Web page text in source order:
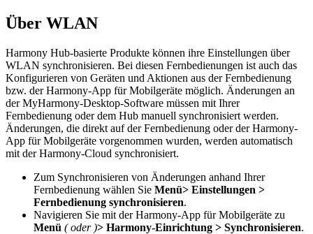
Über WLAN
Harmony Hub-basierte Produkte können ihre Einstellungen über
WLAN synchronisieren. Bei diesen Fernbedienungen ist auch das
Konfigurieren von Geräten und Aktionen aus der Fernbedienung
bzw. der Harmony-App für Mobilgeräte möglich. Änderungen an
der MyHarmony-Desktop-Software müssen mit Ihrer
Fernbedienung oder dem Hub manuell synchronisiert werden.
Änderungen, die direkt auf der Fernbedienung oder der Harmony-
App für Mobilgeräte vorgenommen wurden, werden automatisch
mit der Harmony-Cloud synchronisiert.
Zum Synchronisieren von Änderungen anhand Ihrer
Fernbedienung wählen Sie Menü> Einstellungen >
Fernbedienung synchronisieren.
Navigieren Sie mit der Harmony-App für Mobilgeräte zu
Menü (oder )> Harmony-Einrichtung > Synchronisieren.